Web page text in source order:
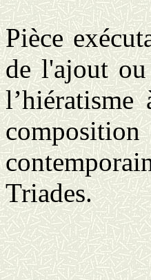
Pièce
de l'ajout
Triades.